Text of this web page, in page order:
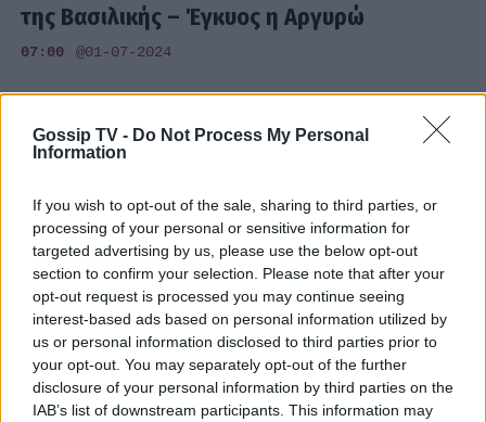
Gossip TV - Do Not Process My Personal
Information
If you wish to opt-out of the sale, sharing to third parties, or
processing of your personal or sensitive information for
targeted advertising by us, please use the below opt-out
section to confirm your selection. Please note that after your
opt-out request is processed you may continue seeing
interest-based ads based on personal information utilized by
us or personal information disclosed to third parties prior to
your opt-out. You may separately opt-out of the further
disclosure of your personal information by third parties on the
IAB’s list of downstream participants. This information may
της Βασιλικής – Έγκυος η Αργυρώ
07:00 @01-07-2024
MEDIA